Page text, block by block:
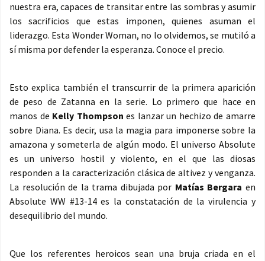
nuestra era, capaces de transitar entre las sombras y asumir
los sacrificios que estas imponen, quienes asuman el
liderazgo. Esta Wonder Woman, no lo olvidemos, se mutiló a
sí misma por defender la esperanza. Conoce el precio.
Esto explica también el transcurrir de la primera aparición
de peso de Zatanna en la serie. Lo primero que hace en
manos de Kelly Thompson es lanzar un hechizo de amarre
sobre Diana. Es decir, usa la magia para imponerse sobre la
amazona y someterla de algún modo. El universo Absolute
es un universo hostil y violento, en el que las diosas
responden a la caracterización clásica de altivez y venganza.
La resolución de la trama dibujada por Matías Bergara en
Absolute WW #13-14 es la constatación de la virulencia y
desequilibrio del mundo.
Que los referentes heroicos sean una bruja criada en el